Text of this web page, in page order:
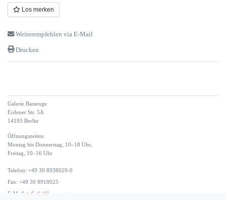
Los merken
Weiterempfehlen via E-Mail
Drucken
Galerie Bassenge
Erdener Str. 5A
14193 Berlin
Öffnungszeiten:
Montag bis Donnerstag, 10–18 Uhr,
Freitag, 10–16 Uhr
Telefon: +49 30 8938029-0
Fax: +49 30 8918025
E-Mail: info (at) bassenge.com